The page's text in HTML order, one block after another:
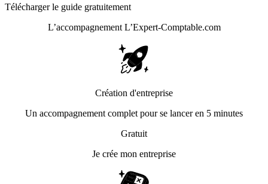
Télécharger le guide gratuitement
L’accompagnement L’Expert-Comptable.com
Création d'entreprise
Un accompagnement complet pour se lancer en 5 minutes
Gratuit
Je crée mon entreprise